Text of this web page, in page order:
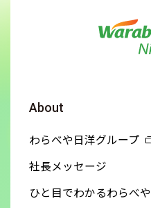
About
わらべや日洋グループ
社長メッセージ
ひと目でわかるわらべや